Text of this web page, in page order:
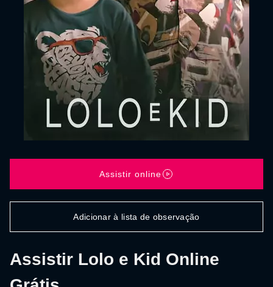
Assistir Lolo e Kid Online
Assistir online
Adicionar à lista de observação